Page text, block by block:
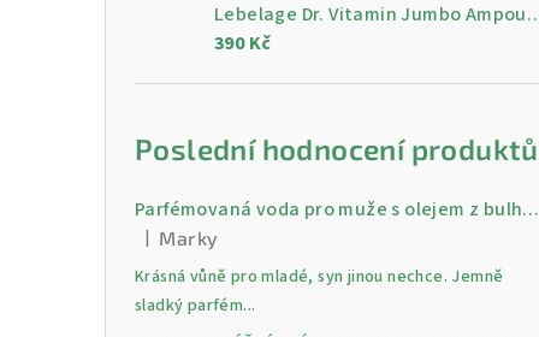
Lebelage Dr. Vitamin
390 Kč
Poslední hodnocení produktů
Parfémovaná voda pro muže s olejem z bulharské růži Gold 30 ml
Hodnocení produktu je 5 z 5 hvězdiček.
Marky
Krásná vůně pro mladé, syn jinou nechce. Jemně
sladký parfém...